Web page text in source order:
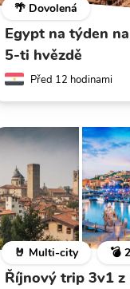
🌴 Dovolená
Egypt na týden
5-ti hvězdě
Před 12 hodinami
🤘 Multi-city 💣
Říjnový trip 3v1 z